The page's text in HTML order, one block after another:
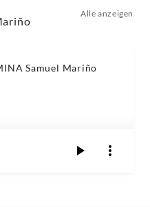
Alle anzeigen
Samuel Mariño